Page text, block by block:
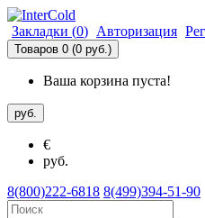
Закладки (0) Авторизация
Товаров 0 (0 руб.)
Ваша корзина пуста!
руб.
€
руб.
8(800)222-6818 8(499)394-51-90